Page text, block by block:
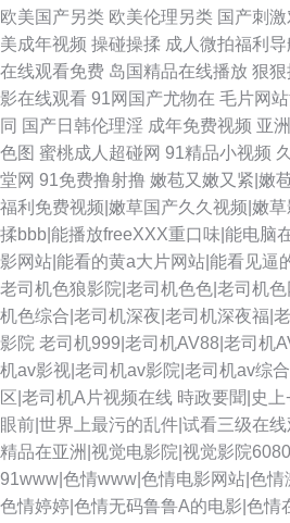
欧美国产另类 欧美伦理另类 国产刺激
美成年视频 操碰操揉 成人微拍福利导
在线观看免费 岛国精品在线播放 狠
影在线观看 91网国产尤物在 毛片网
同 国产日韩伦理淫 成年免费视频 亚
色图 蜜桃成人超碰网 91精品小视频
堂网 91免费撸射撸 嫩苞又嫩又紧|嫩
福利免费视频|嫩草国产久久视频|嫩
揉bbb|能播放freeXXX重口味|能电脑
影网站|能看的黄a大片网站|能看见逼
老司机色狼影院|老司机色色|老司机
机色综合|老司机深夜|老司机深夜福|
影院 老司机999|老司机AV88|老司机
机av影视|老司机av影院|老司机av综
区|老司机A片视频在线 時政要聞|史
眼前|世界上最污的乱件|试看三级在
精品在亚洲|视觉电影院|视觉影院6080
91www|色情www|色情电影网站|色情
色情婷婷|色情无码鲁鲁A的电影|色情